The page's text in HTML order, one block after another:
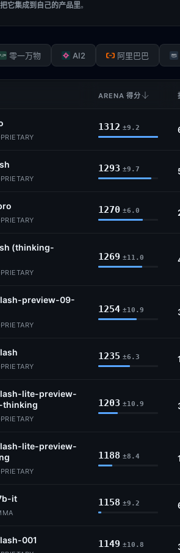
它集成到自己的产品里。
零一万物 AI2 阿里巴巴
ARENA 得分
1312 ±9.2
1293 ±9.7
1270 ±6.0
(thinking-
1269 ±11.0
preview-09-
1254 ±10.9
1235 ±6.3
lite-preview-
1203 ±10.9
lite-preview-
1188 ±8.4
it 1158 ±9.2
001 1149 ±10.8